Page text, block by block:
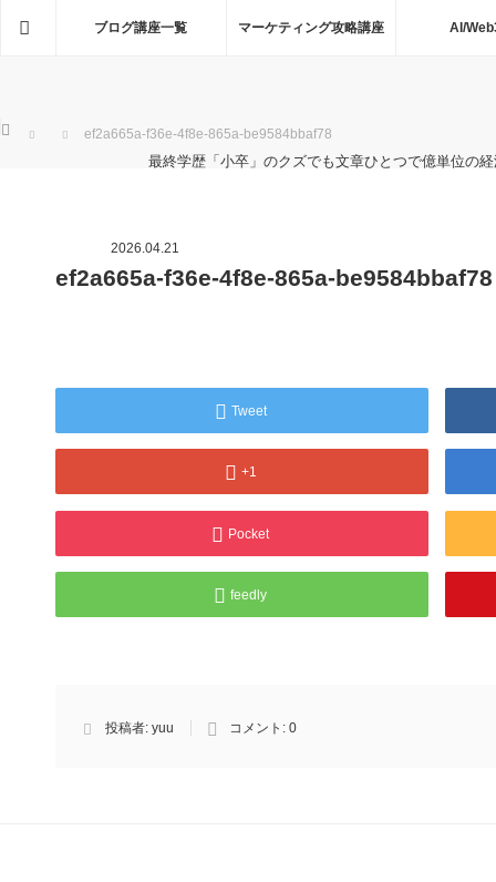
ホームブログ講座一覧 マーケティング攻略講座 AI/
最終学歴「小卒」のクズでも文章ひとつで億単位の
ホーム ef2a665a-f36e-4f8e-865a-be9584bbaf78
2026.04.21
ef2a665a-f36e-4f8e-865a-be9584bbaf78
Tweet
+1
Pocket
feedly
投稿者: yuu コメント: 0